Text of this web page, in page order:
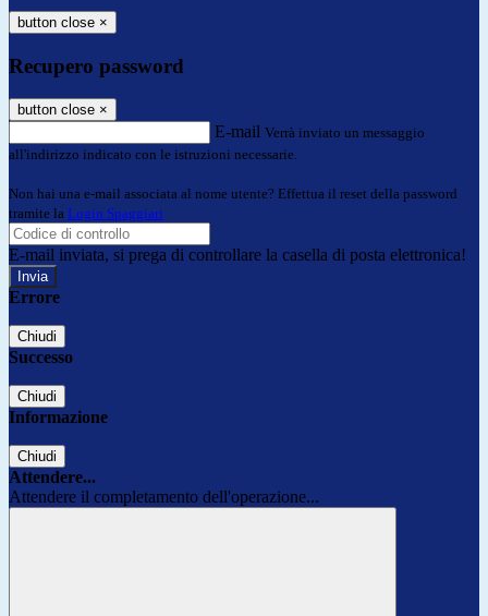
button close ×
Recupero password
button close ×
E-mail Verrà inviato un messaggio
all'indirizzo indicato con le istruzioni necessarie.
Non hai una e-mail associata al nome utente? Effettua il reset della password
tramite la Login Spaggiari
E-mail inviata, si prega di controllare la casella di posta elettronica!
Errore
Chiudi
Successo
Chiudi
Informazione
Chiudi
Attendere...
Attendere il completamento dell'operazione...